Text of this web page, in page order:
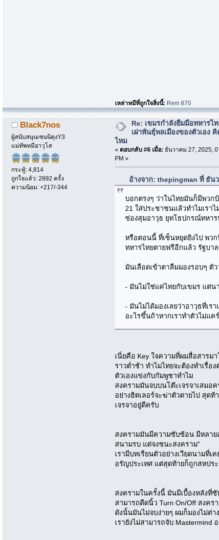
เหล่าหมีที่ถูกใจสิ่งนี้: Rem 870
Black7nos
ผู้สนับสนุนเซนนิคุงY3
แม่ทัพหมีอาวุโส
กระทู้: 4,814
ถูกใจแล้ว: 2892 ครั้ง
ความนิยม: +217/-344
Re: เขมรกำลังยืมมือทหารไ
เผ่าพันธุ์พลเมืองของตัวเอง คิ
ไหม
« ตอบกลับ #6 เมื่อ: ธันวาคม 27, 2025,
PM »
อ้างจาก: thepingman ที่ ธัน
บอกตรงๆ ว่าในไทยมันก็มีพวก
21 ใส่ประชาชนแล้วทำไมเรา
ซ่องสุมอาวุธ ยุทโธปกรณ์ทหาร
หรือตอนนี้ ที่เซ็นหยุดยิงไป พว
ทหารไทยตายฟรีอีกแล้ว รัฐบา
มันเลือดเข้าตาลืมมองรอบๆ ตัว
- มันไม่ใช่แค่ไทยกับเขมร แต่น
- มันไม่ได้มองเลยว่าอาวุธที่เร
อะไรขึ้นถ้าหากเราทำตัวไม่แค
เนี่ยคือ Key ใจความที่ผมสื่อสารม
ราวต่ำช้า ทำไมไทยจะต้องทำเรื่
ตัวเองแข่งกับกัมพูชาทำไม
สงครามมันจบบนโต๊ะเจรจาเสมอ
อย่างฮิตเลอร์จะฆ่าตัวตายไป สุด
เจรจาอยู่ดีครับ
สงครามมันมีความซับซ้อน มีหลาย
สนามรบ แต่จงชนะสงคราม"
เรามีบทเรียนตัวอย่างเวียดนามที่
อรัญประเทศ แต่สุดท้ายก็ถูกสหปร
สงครามในครั้งนี้ มันมีเบื้องหลังที่
สามารถดีดนิ้ว Turn On/Off สงคร
ดังนั้นมันไม่จบง่ายๆ ผมก็มองไม่ต่า
เรายังไม่สามารถจับ Mastermind